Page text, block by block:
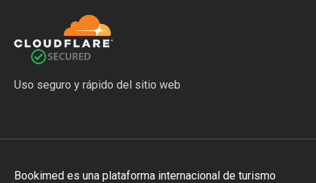
Uso seguro y rápido del sitio web
Bookimed es una plataforma internacional de turismo